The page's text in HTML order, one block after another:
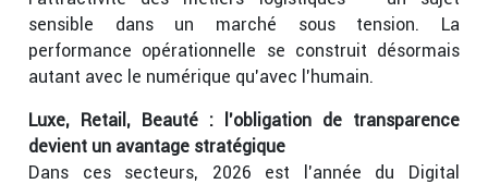
sensible dans un marché sous tension. La
performance opérationnelle se construit désormais
autant avec le numérique qu’avec l’humain.
Luxe, Retail, Beauté : l’obligation de transparence
devient un avantage stratégique
Dans ces secteurs, 2026 est l’année du Digital